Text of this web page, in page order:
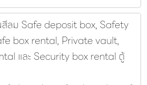
สีลม Safe deposit box, Safety
box rental, Private vault,
และ Security box rental ตู้